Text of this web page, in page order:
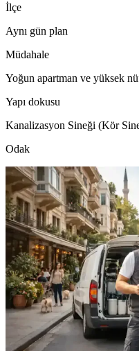
İlçe
Aynı gün plan
Müdahale
Yoğun apartman ve yüksek
Yapı dokusu
Kanalizasyon Sineği (Kör
Odak